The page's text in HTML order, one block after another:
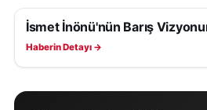
SAĞLIK
İsmet İnönü'nün Barış
Haberin Detayı →